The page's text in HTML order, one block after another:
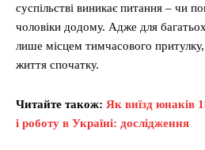
суспільстві виникає питання – чи
чоловіки додому. Адже для
лише місцем тимчасового
життя спочатку.
Читайте також: Як виїзд юнаків
і роботу в Україні: дослідження